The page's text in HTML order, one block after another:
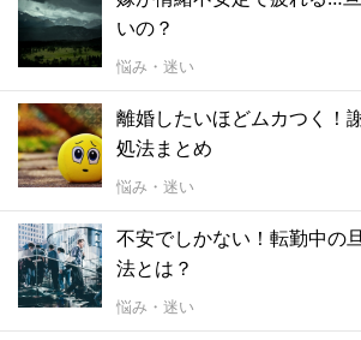
いの？
悩み・迷い
離婚したいほどムカつく！
処法まとめ
悩み・迷い
不安でしかない！転勤中の
法とは？
悩み・迷い